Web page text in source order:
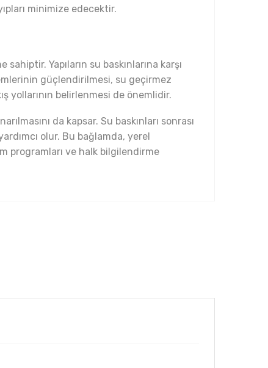
minimize edecektir.
Yapıların su baskınlarına karşı
güçlendirilmesi, su geçirmez
yollarının belirlenmesi de önemlidir.
da kapsar. Su baskınları sonrası
olur. Bu bağlamda, yerel
programları ve halk bilgilendirme